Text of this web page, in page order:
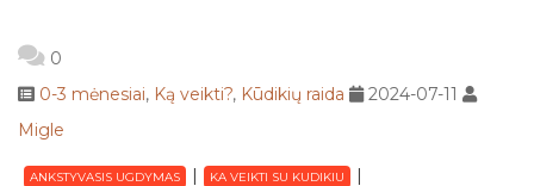
0
0-3 mėnesiai, Ką veikti?, Kūdikių raida
2024-07-11
Migle
ANKSTYVASIS UGDYMAS KA VEIKTI SU KUDIKIU